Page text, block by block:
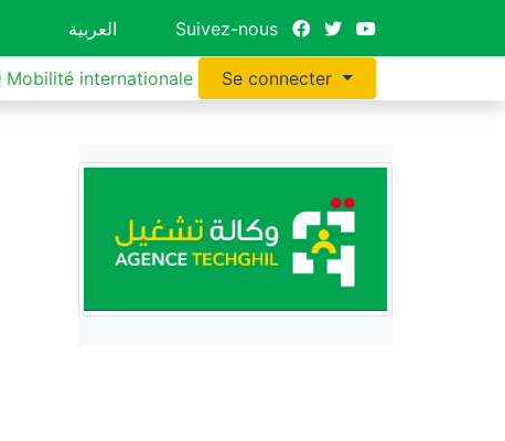
العربية Suivez-nous
Mobilité internationale Se connecter